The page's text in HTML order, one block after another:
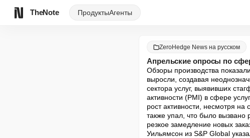
TheNote ПродуктыАгенты
ZeroHedge News на русском
Апрельские опросы по
Обзоры производства
выросли, создавая
сектора услуг, выявивших
активности (PMI) в сфере
рост активности, несмотря
также упал, что было
резкое замедление новых
Уильямсон из S&P Global